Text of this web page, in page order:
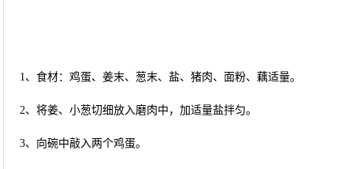
1、食材：鸡蛋、姜末、葱末、盐、猪肉、面粉、藕适量。
2、将姜、小葱切细放入磨肉中，加适量盐拌匀。
3、向碗中敲入两个鸡蛋。